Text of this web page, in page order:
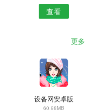
查看
更多
设备网安卓版
60.98MB